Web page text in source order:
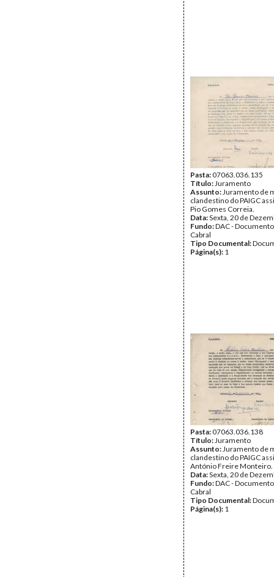
Pasta:07063.036.135
Título:Juramento
Assunto:Juramento de
clandestino do PAIGC
Pio Gomes Correia.
Data:Sexta, 20 de
Fundo:DAC -
Cabral
Tipo Documental:
Página(s): 1
Pasta:07063.036.138
Título:Juramento
Assunto:Juramento de
clandestino do PAIGC
António Freire Monteiro.
Data:Sexta, 20 de
Fundo:DAC -
Cabral
Tipo Documental:
Página(s): 1